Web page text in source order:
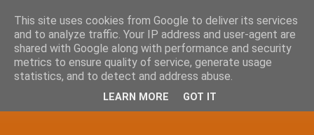
This site uses cookies from Google to deliver its services
and to analyze traffic. Your IP address and user-agent are
shared with Google along with performance and security
metrics to ensure quality of service, generate usage
statistics, and to detect and address abuse.
LEARN MORE GOT IT